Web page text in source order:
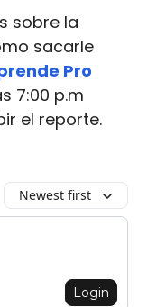
sobre la
sacarle
Pro
7:00 p.m
el reporte.
Newest first
Login